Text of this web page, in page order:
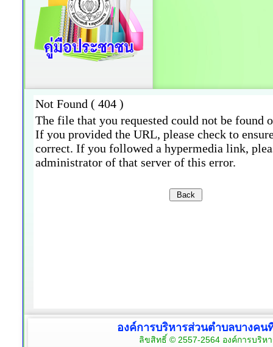
องค์การบริหารส่วนตำบลบางคน
ลิขสิทธิ์ © 2557-2564 องค์การบริ